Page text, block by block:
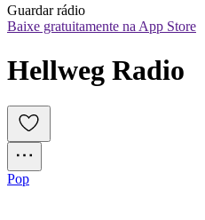
Guardar rádio
Baixe gratuitamente na App Store
Hellweg Radio
Pop